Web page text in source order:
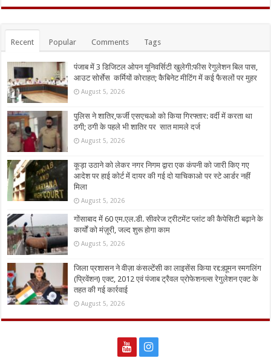
Recent Popular Comments Tags
पंजाब में 3 डिजिटल ओपन यूनिवर्सिटी खुलेगी:फीस रेगुलेशन बिल पास,
आउट सोर्सेस कर्मियों कोराहत; कैबिनेट मीटिंग में कई फैसलों पर मुहर
August 5, 2026
पुलिस ने शातिर,फर्जी एसएचओ को किया गिरफ्तार: वर्दी में करता था
ठगी; ठगी के पहले भी शातिर पर सात मामले दर्ज
August 5, 2026
कूड़ा उठाने को लेकर नगर निगम द्वारा एक कंपनी को जारी किए गए
आदेश पर हाई कोर्ट में दायर की गई दो याचिकाओ पर स्टे आर्डर नहीं
मिला
August 5, 2026
गोंसाबाद में 60 एम.एल.डी. सीवरेज ट्रीटमेंट प्लांट की कैपेसिटी बढ़ाने के
कार्यों को मंज़ूरी, जल्द शुरू होगा काम
August 5, 2026
जिला प्रशासन ने वीज़ा कंसल्टेंसी का लाइसेंस किया रद्द:ह्यूमन स्मगलिंग
(प्रिवेंशन) एक्ट, 2012 एवं पंजाब ट्रैवल प्रोफेशनल्स रेगुलेशन एक्ट के
तहत की गई कार्रवाई
August 5, 2026